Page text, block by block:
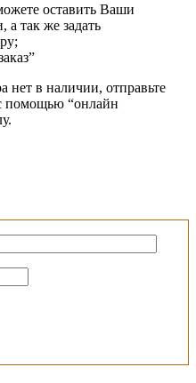
оставить Ваши
а так же задать
нет в наличии, отправьте
помощью “онлайн